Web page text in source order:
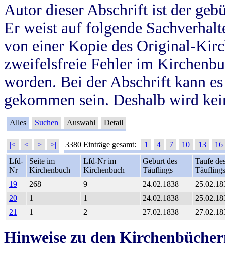
Autor dieser Abschrift ist der
Er weist auf folgende
von einer Kopie des Original-
zweifelsfreie Fehler im
worden. Bei der Abschrift kann
gekommen sein. Deshalb wird
Alles Suchen Auswahl Detail
|< < > >| 3380 Einträge gesamt: 1 4 7 10 13
16
Lfd-
Nr
Seite im
Kirchenbuch
Lfd-Nr im
Kirchenbuch
Geburt des
Täuflings
Taufe
Täuflings
19
268 9 24.02.1838
20
1 1 24.02.1838
21
1 2 27.02.1838
Hinweise zu den